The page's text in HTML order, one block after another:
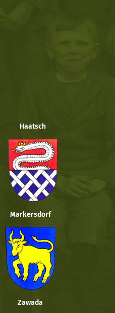
Haatsch
Markersdorf
Zawada